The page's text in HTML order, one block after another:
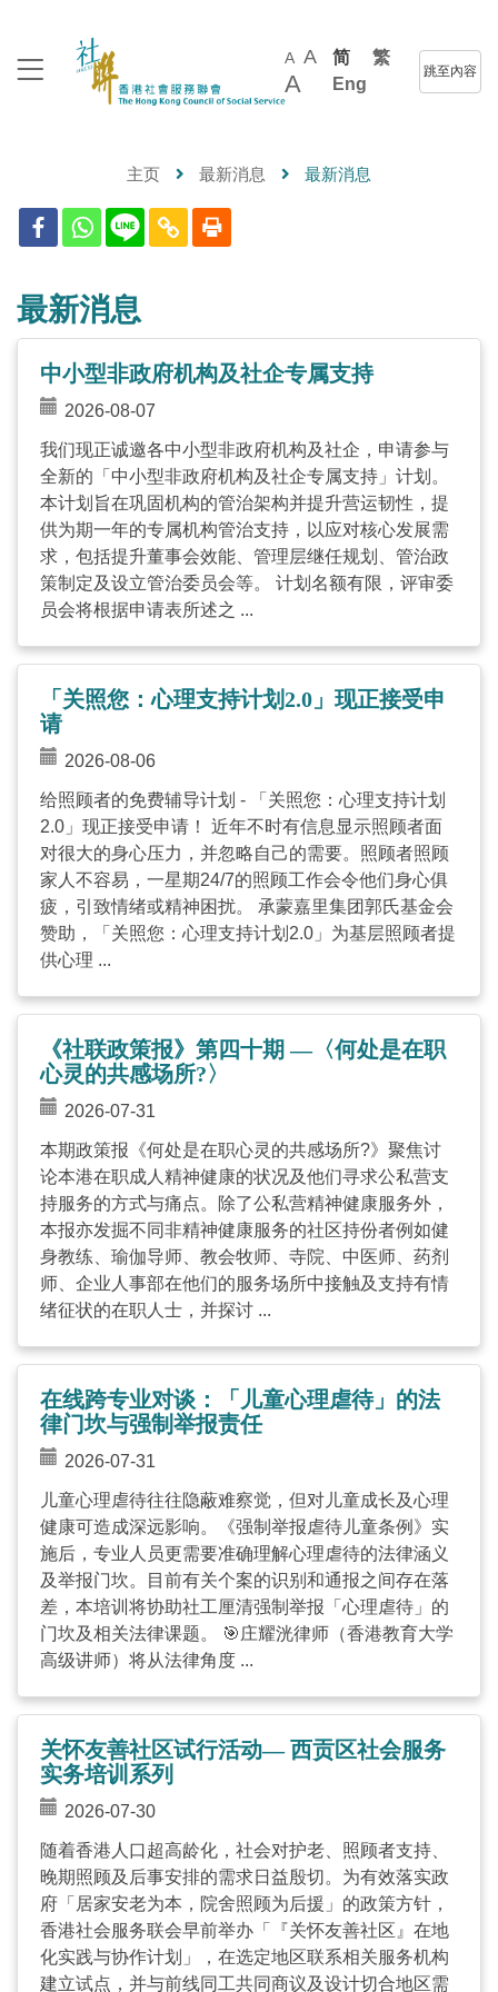
A A
A
简
繁
Eng
跳至內容
主页 最新消息 最新消息
最新消息
中小型非政府机构及社企专属支持
2026-08-07
我们现正诚邀各中小型非政府机构及社企，申请参与
全新的「中小型非政府机构及社企专属支持」计划。
本计划旨在巩固机构的管治架构并提升营运韧性，提
供为期一年的专属机构管治支持，以应对核心发展需
求，包括提升董事会效能、管理层继任规划、管治政
策制定及设立管治委员会等。 计划名额有限，评审委
员会将根据申请表所述之 ...
「关照您：心理支持计划2.0」现正接受申
请
2026-08-06
给照顾者的免费辅导计划 - 「关照您：心理支持计划
2.0」现正接受申请！ 近年不时有信息显示照顾者面
对很大的身心压力，并忽略自己的需要。照顾者照顾
家人不容易，一星期24/7的照顾工作会令他们身心俱
疲，引致情绪或精神困扰。 承蒙嘉里集团郭氏基金会
赞助，「关照您：心理支持计划2.0」为基层照顾者提
供心理 ...
《社联政策报》第四十期 —〈何处是在职
心灵的共感场所?〉
2026-07-31
本期政策报《何处是在职心灵的共感场所?》聚焦讨
论本港在职成人精神健康的状况及他们寻求公私营支
持服务的方式与痛点。除了公私营精神健康服务外，
本报亦发掘不同非精神健康服务的社区持份者例如健
身教练、瑜伽导师、教会牧师、寺院、中医师、药剂
师、企业人事部在他们的服务场所中接触及支持有情
绪征状的在职人士，并探讨 ...
在线跨专业对谈：「儿童心理虐待」的法
律门坎与强制举报责任
2026-07-31
儿童心理虐待往往隐蔽难察觉，但对儿童成长及心理
健康可造成深远影响。《强制举报虐待儿童条例》实
施后，专业人员更需要准确理解心理虐待的法律涵义
及举报门坎。目前有关个案的识别和通报之间存在落
差，本培训将协助社工厘清强制举报「心理虐待」的
门坎及相关法律课题。 🎯庄耀洸律师（香港教育大学
高级讲师）将从法律角度 ...
关怀友善社区试行活动— 西贡区社会服务
实务培训系列
2026-07-30
随着香港人口超高龄化，社会对护老、照顾者支持、
晚期照顾及后事安排的需求日益殷切。为有效落实政
府「居家安老为本，院舍照顾为后援」的政策方针，
香港社会服务联会早前举办「『关怀友善社区』在地
化实践与协作计划」，在选定地区联系相关服务机构
建立试点，并与前线同工共同商议及设计切合地区需